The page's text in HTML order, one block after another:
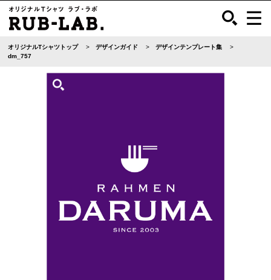
オリジナルTシャツトップ デザインガイド
デザインテンプレート集
dm_757